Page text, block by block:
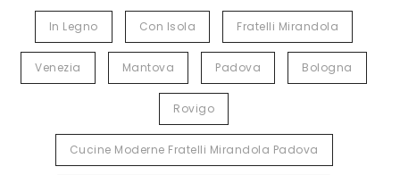
In Legno Con Isola Fratelli Mirandola
Venezia Mantova Padova Bologna
Rovigo
Cucine Moderne Fratelli Mirandola Padova